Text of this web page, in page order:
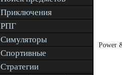
Приключения
РПГ
Симуляторы
Спортивные
Стратегии
Power